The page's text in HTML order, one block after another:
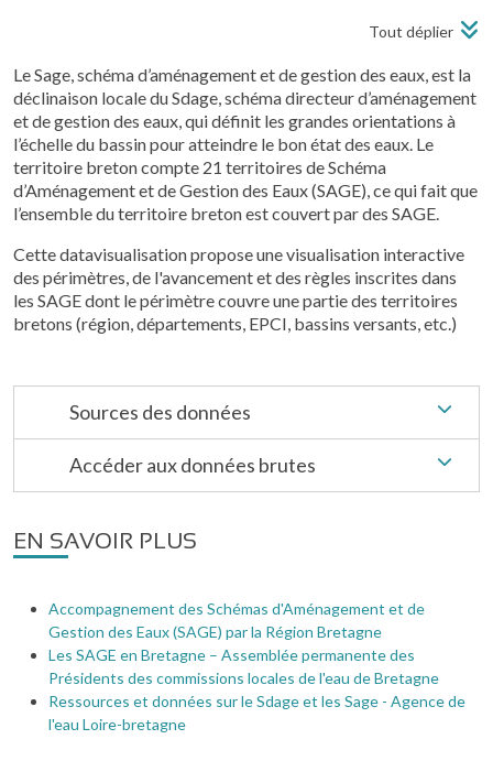
Tout déplier
Le Sage, schéma d’aménagement et de gestion des eaux, est la
déclinaison locale du Sdage, schéma directeur d’aménagement
et de gestion des eaux, qui définit les grandes orientations à
l’échelle du bassin pour atteindre le bon état des eaux. Le
territoire breton compte 21 territoires de Schéma
d’Aménagement et de Gestion des Eaux (SAGE), ce qui fait que
l’ensemble du territoire breton est couvert par des SAGE.
Cette datavisualisation propose une visualisation interactive
des périmètres, de l'avancement et des règles inscrites dans
les SAGE dont le périmètre couvre une partie des territoires
bretons (région, départements, EPCI, bassins versants, etc.)
Sources des données
Accéder aux données brutes
EN SAVOIR PLUS
Accompagnement des Schémas d'Aménagement et de
Gestion des Eaux (SAGE) par la Région Bretagne
Les SAGE en Bretagne – Assemblée permanente des
Présidents des commissions locales de l'eau de Bretagne
Ressources et données sur le Sdage et les Sage - Agence de
l'eau Loire-bretagne